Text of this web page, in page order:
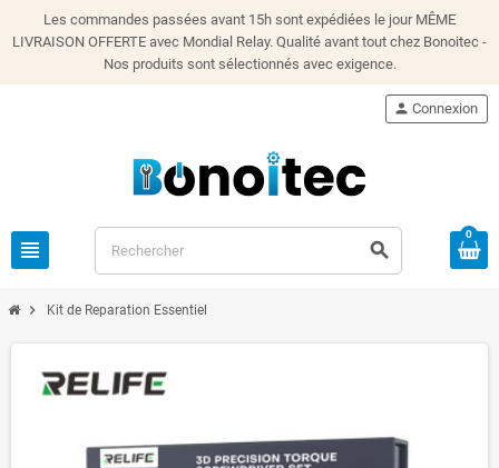
Les commandes passées avant 15h sont expédiées le jour MÊME
LIVRAISON OFFERTE avec Mondial Relay. Qualité avant tout chez Bonoitec -
Nos produits sont sélectionnés avec exigence.
view_headline search
person Connexion
0
chevron_right Kit de Reparation Essentiel